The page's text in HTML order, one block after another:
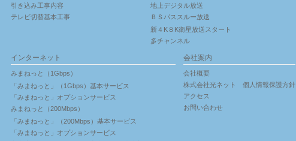
引き込み工事内容
テレビ切替基本工事
地上デジタル放送
ＢＳパススルー放送
新４K８K衛星放送スタート
多チャンネル
インターネット
みまねっと（1Gbps）
「みまねっと」（1Gbps）基本サービス
「みまねっと」オプションサービス
みまねっと（200Mbps）
「みまねっと」（200Mbps）基本サービス
「みまねっと」オプションサービス
会社案内
会社概要
株式会社光ネット 個人情報保護方針
アクセス
お問い合わせ